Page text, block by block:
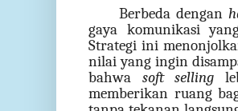
Berbeda dengan
gaya komunikasi
Strategi ini
nilai yang ingin
bahwa soft selling
memberikan ruang